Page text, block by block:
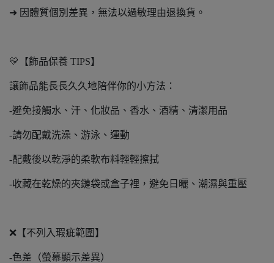
➜ 因體質個別差異，無法以過敏理由退換貨。
💛【飾品保養 TIPS】
讓飾品能長長久久地陪伴你的小方法：
-避免接觸水、汗、化妝品、香水、酒精、清潔用品
-請勿配戴洗澡、游泳、運動
-配戴後以乾淨的柔軟布料輕輕擦拭
-收藏在乾燥的夾鏈袋或盒子裡，避免日曬、潮濕與重壓
❌【不列入瑕疵範圍】
-色差（螢幕顯示差異）